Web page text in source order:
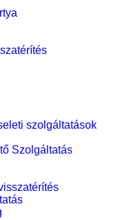
szolgáltatások
Szolgáltatás